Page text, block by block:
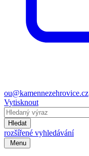
ou@kamennezehrovice.cz
Vytisknout
Hledat
rozšířené vyhledávání
Menu